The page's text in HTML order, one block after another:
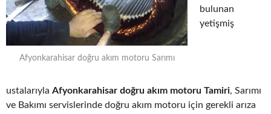
Afyonkarahisar doğru akım motoru Sarımı
bulunan
yetişmiş
ustalarıyla Afyonkarahisar doğru akım motoru Tamiri, Sarımı
ve Bakımı servislerinde doğru akım motoru için gerekli arıza